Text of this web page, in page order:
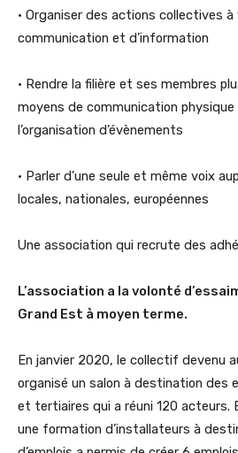
• Organiser des actions collectives à
communication et d’information
• Rendre la filière et ses membres
moyens de communication
l’organisation d’évènements
• Parler d’une seule et même voix
locales, nationales, européennes
Une association qui recrute des
L’association a la volonté
Grand Est à moyen terme.
En janvier 2020, le collectif devenu
organisé un salon à destination des
et tertiaires qui a réuni 120 acteurs.
une formation d’installateurs à